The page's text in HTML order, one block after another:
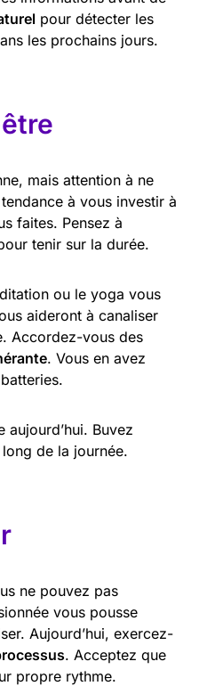
pour détecter les
les prochains jours.
mais attention à ne
à vous investir à
faites. Pensez à
tenir sur la durée.
ou le yoga vous
aideront à canaliser
Accordez-vous des
. Vous en avez
aujourd’hui. Buvez
long de la journée.
ne pouvez pas
vous pousse
Aujourd’hui, exercez-
. Acceptez que
propre rythme.